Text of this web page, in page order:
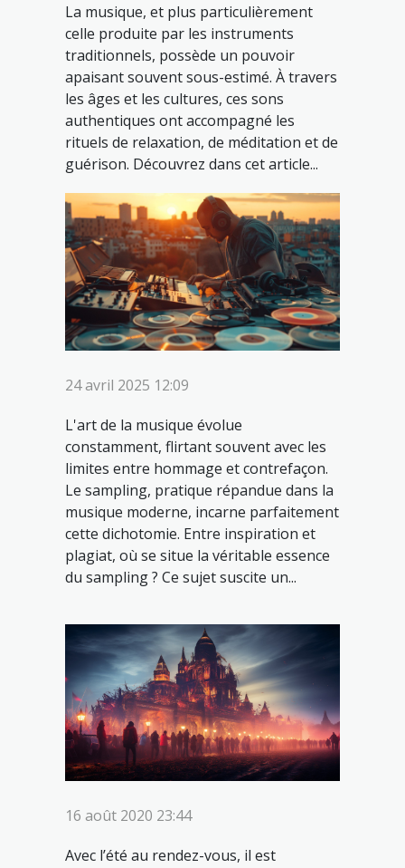
La musique, et plus particulièrement
celle produite par les instruments
traditionnels, possède un pouvoir
apaisant souvent sous-estimé. À travers
les âges et les cultures, ces sons
authentiques ont accompagné les
rituels de relaxation, de méditation et de
guérison. Découvrez dans cet article...
24 avril 2025 12:09
L'art de la musique évolue
constamment, flirtant souvent avec les
limites entre hommage et contrefaçon.
Le sampling, pratique répandue dans la
musique moderne, incarne parfaitement
cette dichotomie. Entre inspiration et
plagiat, où se situe la véritable essence
du sampling ? Ce sujet suscite un...
16 août 2020 23:44
Avec l’été au rendez-vous, il est